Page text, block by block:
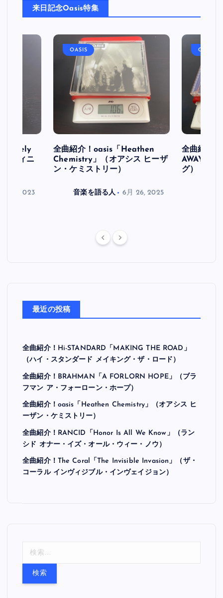
来日記念Oasis特集
フィニ
30, 2023
OASIS
全曲紹介！oasis「Heathen
Chemistry」（オアシス ヒーザ
ン・ケミストリー）
音楽を語る人 6月 26, 2025
OASIS
全曲紹介
AWAY」
グ）
最近の投稿
全曲紹介！Hi-STANDARD「MAKING THE ROAD」
（ハイ・スタンダード メイキング・ザ・ロード）
全曲紹介！BRAHMAN「A FORLORN HOPE」（ブラ
フマン ア・フォーローン・ホープ）
全曲紹介！oasis「Heathen Chemistry」（オアシス ヒ
ーザン・ケミストリー）
全曲紹介！RANCID「Honor Is All We Know」（ラン
シド オナー・イズ・オール・ウィー・ノウ）
全曲紹介！The Coral「The Invisible Invasion」（ザ・
コーラル インヴィジブル・インヴェイジョン）